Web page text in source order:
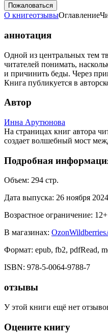
Пожаловаться
О книгеотзывыОглавление
аннотация
Одной из центральных тем
читателей понимать,
и причинить беды. Через
Книга публикуется в
Автор
Инна Арутюнова
На страницах книг автора
создает волшебный мост
Подробная
Объем: 294 стр.
Дата выпуска: 26 ноября
Возрастное ограничение: 12+
В магазинах: OzonWildberries
Формат: epub, fb2, pdfRead,
ISBN: 978-5-0064-9788-7
отзывы
У этой книги ещё нет
Оцените книгу